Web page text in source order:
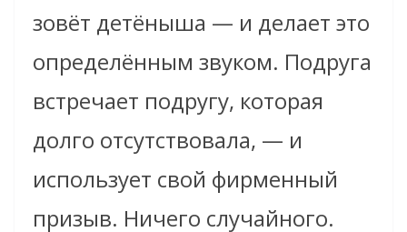
зовёт детёныша — и делает это
определённым звуком. Подруга
встречает подругу, которая
долго отсутствовала, — и
использует свой фирменный
призыв. Ничего случайного.